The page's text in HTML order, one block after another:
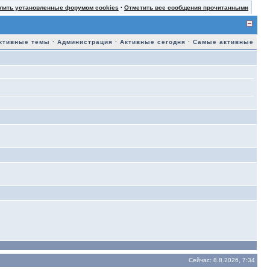
установленные форумом cookies · Отметить все сообщения прочитанными
темы ·Администрация ·Активные сегодня ·Самые активные
Сейчас: 8.8.2026, 7:34